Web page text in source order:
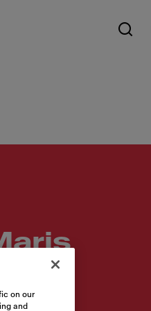
on our
and